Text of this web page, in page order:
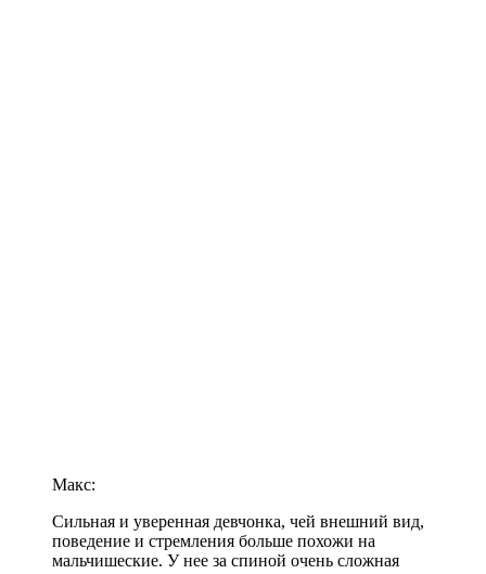
Макс:
Сильная и уверенная девчонка, чей внешний вид,
поведение и стремления больше похожи на
мальчишеские. У нее за спиной очень сложная